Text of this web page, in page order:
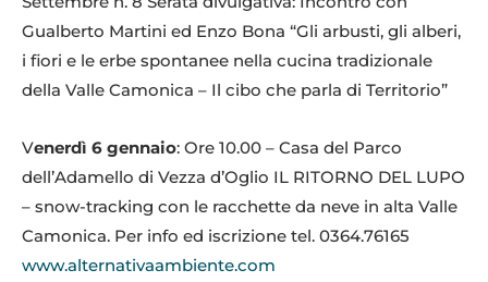
Gualberto Martini ed Enzo Bona “Gli arbusti, gli alberi,
i fiori e le erbe spontanee nella cucina tradizionale
della Valle Camonica – Il cibo che parla di Territorio”
Venerdì 6 gennaio: Ore 10.00 – Casa del Parco
dell’Adamello di Vezza d’Oglio IL RITORNO DEL LUPO
– snow-tracking con le racchette da neve in alta Valle
Camonica. Per info ed iscrizione tel. 0364.76165
www.alternativaambiente.com